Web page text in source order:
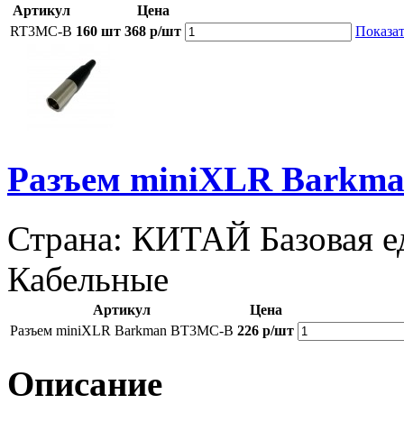
Артикул
Цена
RT3MC-B 160 шт 368 р/шт
Разъем miniXLR
Страна: КИТАЙ Базовая
Кабельные
Артикул
Цена
Разъем miniXLR Barkman BT3MC-B 226 р/шт
Описание